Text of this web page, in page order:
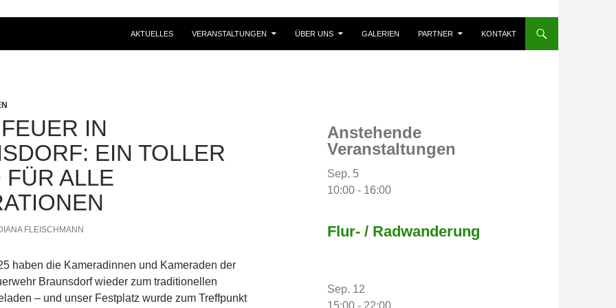
AKTUELLES VERANSTALTUNGEN ÜBER UNS GALERIEN PARTNER KONTAKT
IN
EIN TOLLER
ALLE
FLEISCHMANN
haben die Kameradinnen und Kameraden der
Braunsdorf wieder zum traditionellen
– und unser Festplatz wurde zum Treffpunkt
Anstehende
Veranstaltungen
Sep. 5
10:00 - 16:00
Flur- / Radwanderung
Sep. 12
15:00 - 22:00